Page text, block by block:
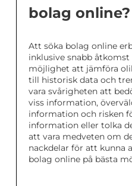
bolag online?
Att söka bolag online
inklusive snabb
möjlighet att jämföra
till historisk data och
vara svårigheten att
viss information,
information och risken
information eller tolka
att vara medveten om
nackdelar för att kunna
bolag online på bästa